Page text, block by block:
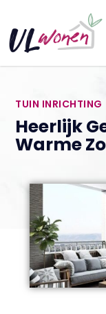
TUIN INRICHTING
Heerlijk
Warme